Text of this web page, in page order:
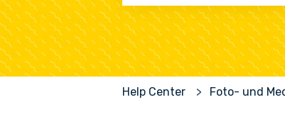
Es gibt keine Vorschläge,
Help Center Foto- und